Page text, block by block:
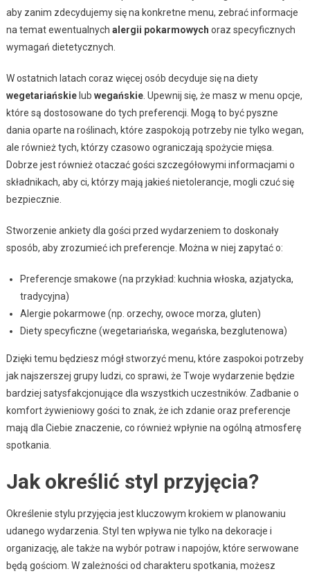
aby zanim zdecydujemy się na konkretne menu, zebrać informacje
na temat ewentualnych alergii pokarmowych oraz specyficznych
wymagań dietetycznych.
W ostatnich latach coraz więcej osób decyduje się na diety
wegetariańskielub wegańskie. Upewnij się, że masz w menu opcje,
które są dostosowane do tych preferencji. Mogą to być pyszne
dania oparte na roślinach, które zaspokoją potrzeby nie tylko wegan,
ale również tych, którzy czasowo ograniczają spożycie mięsa.
Dobrze jest również otaczać gości szczegółowymi informacjami o
składnikach, aby ci, którzy mają jakieś nietolerancje, mogli czuć się
bezpiecznie.
Stworzenie ankiety dla gości przed wydarzeniem to doskonały
sposób, aby zrozumieć ich preferencje. Można w niej zapytać o:
Preferencje smakowe (na przykład: kuchnia włoska, azjatycka,
tradycyjna)
Alergie pokarmowe (np. orzechy, owoce morza, gluten)
Diety specyficzne (wegetariańska, wegańska, bezglutenowa)
Dzięki temu będziesz mógł stworzyć menu, które zaspokoi potrzeby
jak najszerszej grupy ludzi, co sprawi, że Twoje wydarzenie będzie
bardziej satysfakcjonujące dla wszystkich uczestników. Zadbanie o
komfort żywieniowy gości to znak, że ich zdanie oraz preferencje
mają dla Ciebie znaczenie, co również wpłynie na ogólną atmosferę
spotkania.
Jak określić styl przyjęcia?
Określenie stylu przyjęcia jest kluczowym krokiem w planowaniu
udanego wydarzenia. Styl ten wpływa nie tylko na dekoracje i
organizację, ale także na wybór potraw i napojów, które serwowane
będą gościom. W zależności od charakteru spotkania, możesz